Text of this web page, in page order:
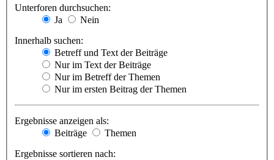
Unterforen durchsuchen:
Ja
Nein
Innerhalb suchen:
Betreff und Text der Beiträge
Nur im Text der Beiträge
Nur im Betreff der Themen
Nur im ersten Beitrag der Themen
Ergebnisse anzeigen als:
Beiträge
Themen
Ergebnisse sortieren nach: